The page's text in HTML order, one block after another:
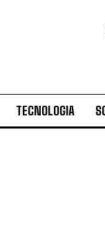
TECNOLOGIA